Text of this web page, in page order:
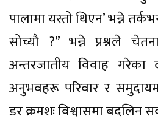
पालामा यस्तो थिएन’ भन्ने
सोच्यौ ?” भन्ने प्रश्नले
अन्तरजातीय विवाह गरेका
अनुभवहरू परिवार र
डर क्रमशः विश्वासमा बदलिन